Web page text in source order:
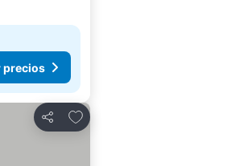
precios
Compartir
Agregar a favoritos